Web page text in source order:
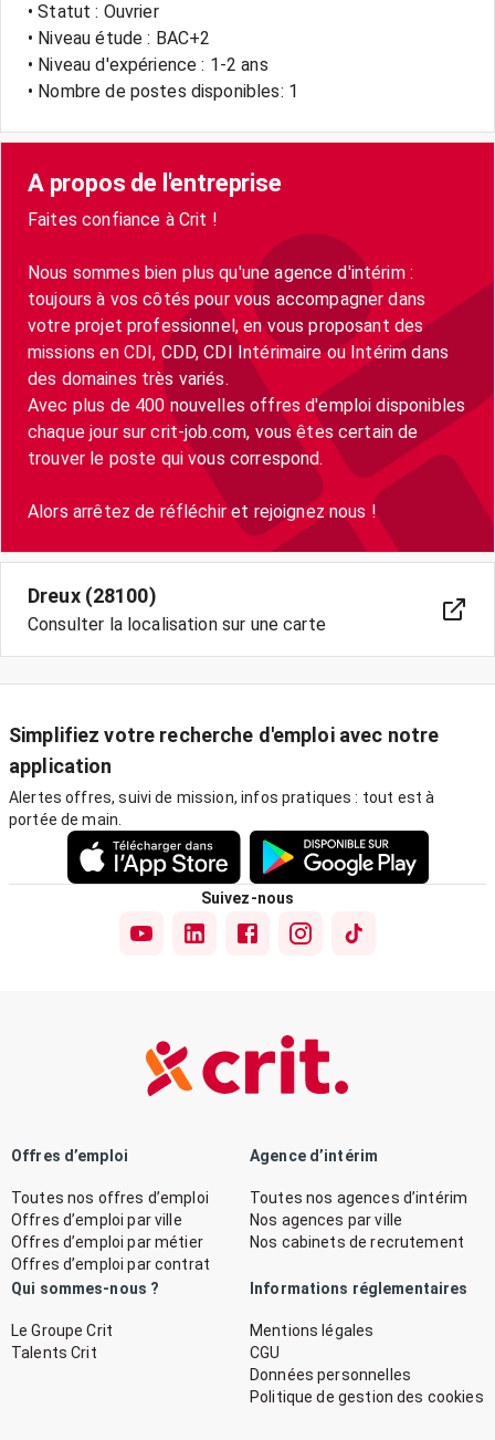
• Statut : Ouvrier
• Niveau étude : BAC+2
• Niveau d'expérience : 1-2 ans
• Nombre de postes disponibles: 1
A propos de l'entreprise
Faites confiance à Crit !
Nous sommes bien plus qu'une agence d'intérim :
toujours à vos côtés pour vous accompagner dans
votre projet professionnel, en vous proposant des
missions en CDI, CDD, CDI Intérimaire ou Intérim dans
des domaines très variés.
Avec plus de 400 nouvelles offres d'emploi disponibles
chaque jour sur crit-job.com, vous êtes certain de
trouver le poste qui vous correspond.
Alors arrêtez de réfléchir et rejoignez nous !
Dreux (28100)
Consulter la localisation sur une carte
Simplifiez votre recherche d'emploi avec notre
application
Alertes offres, suivi de mission, infos pratiques : tout est à
portée de main.
Suivez-nous
Offres d’emploi
Toutes nos offres d’emploi
Offres d’emploi par ville
Offres d’emploi par métier
Offres d’emploi par contrat
Agence d’intérim
Toutes nos agences d’intérim
Nos agences par ville
Nos cabinets de recrutement
Qui sommes-nous ?
Le Groupe Crit
Talents Crit
Informations réglementaires
Mentions légales
CGU
Données personnelles
Politique de gestion des cookies